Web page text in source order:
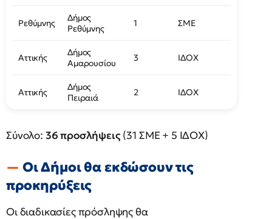
Ρεθύμνης
Δήμος
Ρεθύμνης
1 ΣΜΕ
Αττικής
Δήμος
Αμαρουσίου
3 ΙΔΟΧ
Αττικής
Δήμος
Πειραιά
2 ΙΔΟΧ
Σύνολο: 36 προσλήψεις(31 ΣΜΕ + 5 ΙΔΟΧ)
Οι Δήμοι θα εκδώσουν τις
προκηρύξεις
Οι διαδικασίες πρόσληψης θα